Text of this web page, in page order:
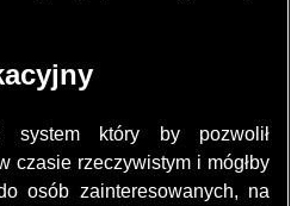
system który by pozwolił
czasie rzeczywistym i mógłby
osób zainteresowanych, na